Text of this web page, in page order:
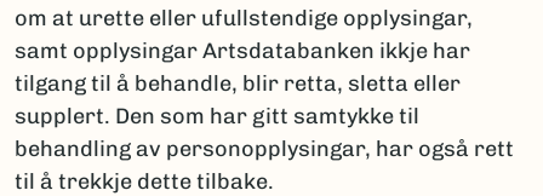
om at urette eller ufullstendige opplysingar,
samt opplysingar Artsdatabanken ikkje har
tilgang til å behandle, blir retta, sletta eller
supplert. Den som har gitt samtykke til
behandling av personopplysingar, har også rett
til å trekkje dette tilbake.